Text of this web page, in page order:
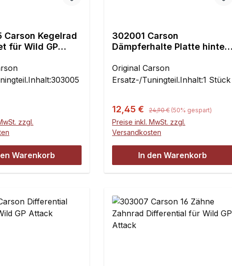
Carson Kegelrad
für Wild GP
zzgl.
Warenkorb
302001 Carson
Dämpferhalte Platte hinten
Original Carson
Ersatz-/Tuningteil.Inhalt:1 Stück
Verkaufspreis:
12,45 € Regulärer Preis:
24,90 € (50% gespart)
Preise inkl. MwSt. zzgl.
Versandkosten
In den Warenkorb